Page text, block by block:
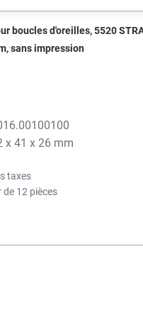
boucles d'oreilles, 5520
sans impression
x 41 x 26 mm
taxes
12 pièces